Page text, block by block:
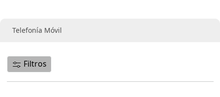
Colección:
Telefonía Móvil
Filtros